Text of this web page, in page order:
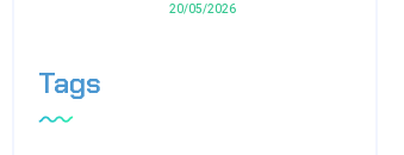
20/05/2026
Tags